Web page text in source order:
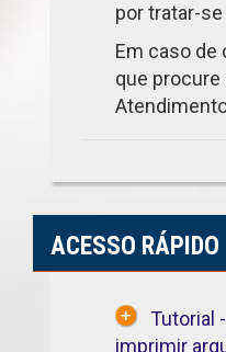
por tratar-se
Em caso de
que procure
ACESSO RÁPIDO
Tutorial
imprimir